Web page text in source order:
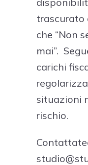
trascurato
che “Non
mai”.
carichi
situazioni
rischio.